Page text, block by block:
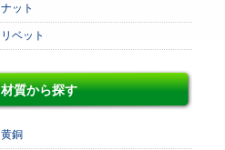
ナット
リベット
材質から探す
黄銅